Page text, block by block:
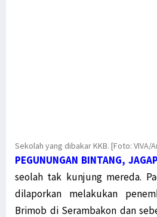
Sekolah yang dibakar KKB. [Foto: VIVA/
PEGUNUNGAN BINTANG,
seolah tak kunjung mereda.
dilaporkan melakukan
Brimob di Serambakon dan